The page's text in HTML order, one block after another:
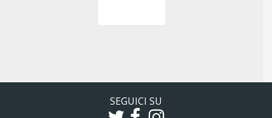
SEGUICI SU